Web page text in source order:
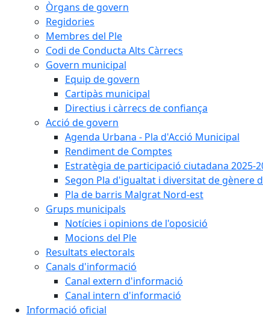
Òrgans de govern
Regidories
Membres del Ple
Codi de Conducta Alts Càrrecs
Govern municipal
Equip de govern
Cartipàs municipal
Directius i càrrecs de confiança
Acció de govern
Agenda Urbana - Pla d'Acció Municipal
Rendiment de Comptes
Estratègia de participació ciutadana 2025-
Segon Pla d'igualtat i diversitat de gènere
Pla de barris Malgrat Nord-est
Grups municipals
Notícies i opinions de l'oposició
Mocions del Ple
Resultats electorals
Canals d'informació
Canal extern d'informació
Canal intern d'informació
Informació oficial